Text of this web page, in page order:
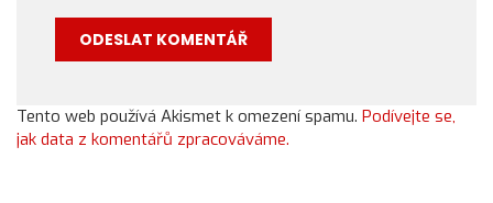
Tento web používá Akismet k omezení spamu. Podívejte se,
jak data z komentářů zpracováváme.